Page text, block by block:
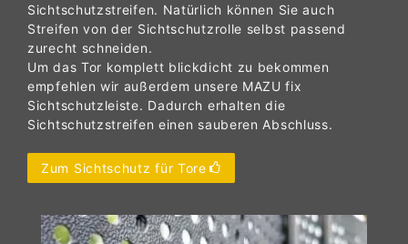
Sichtschutzstreifen. Natürlich können Sie auch
Streifen von der Sichtschutzrolle selbst passend
zurecht schneiden.
Um das Tor komplett blickdicht zu bekommen
empfehlen wir außerdem unsere MAZU fix
Sichtschutzleiste. Dadurch erhalten die
Sichtschutzstreifen einen sauberen Abschluss.
Zum Sichtschutz für Tore